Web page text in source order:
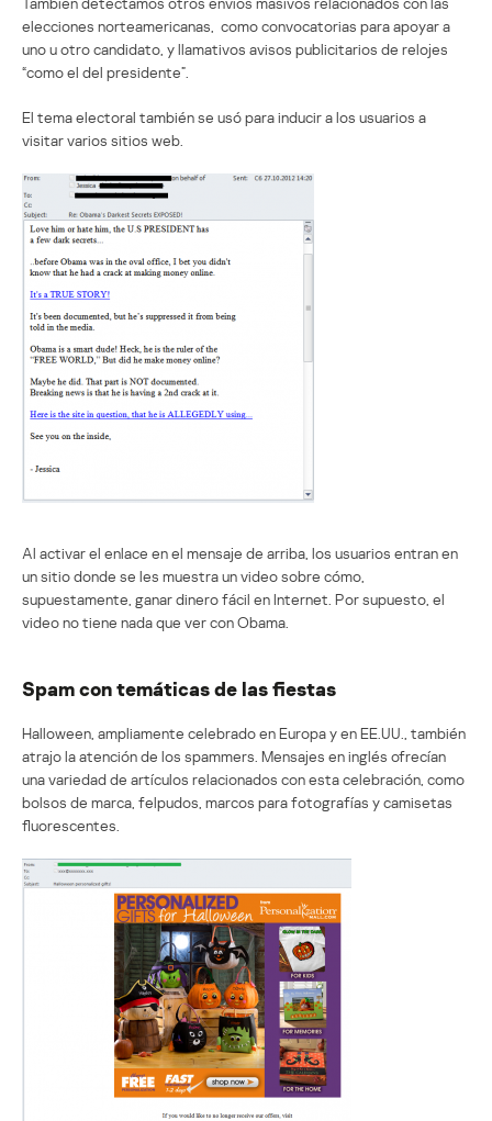
elecciones norteamericanas, como convocatorias para apoyar a
uno u otro candidato, y llamativos avisos publicitarios de relojes
“como el del presidente”.
El tema electoral también se usó para inducir a los usuarios a
visitar varios sitios web.
Al activar el enlace en el mensaje de arriba, los usuarios entran en
un sitio donde se les muestra un video sobre cómo,
supuestamente, ganar dinero fácil en Internet. Por supuesto, el
video no tiene nada que ver con Obama.
Spam con temáticas de las fiestas
Halloween, ampliamente celebrado en Europa y en EE.UU., también
atrajo la atención de los spammers. Mensajes en inglés ofrecían
una variedad de artículos relacionados con esta celebración, como
bolsos de marca, felpudos, marcos para fotografías y camisetas
fluorescentes.